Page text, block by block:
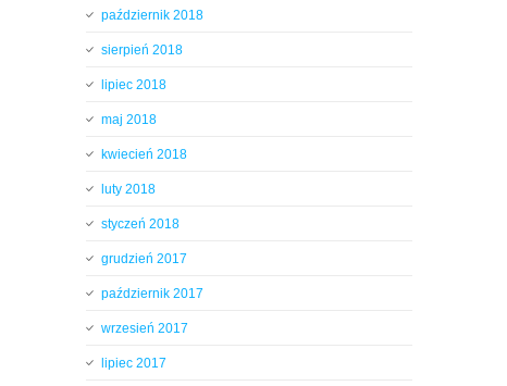
październik 2018
sierpień 2018
lipiec 2018
maj 2018
kwiecień 2018
luty 2018
styczeń 2018
grudzień 2017
październik 2017
wrzesień 2017
lipiec 2017